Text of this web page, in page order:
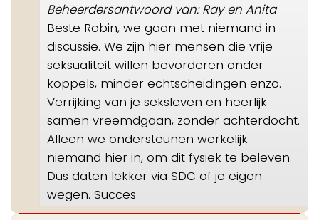
Beheerdersantwoord van: Ray en Anita
Beste Robin, we gaan met niemand in
discussie. We zijn hier mensen die vrije
seksualiteit willen bevorderen onder
koppels, minder echtscheidingen enzo.
Verrijking van je seksleven en heerlijk
samen vreemdgaan, zonder achterdocht.
Alleen we ondersteunen werkelijk
niemand hier in, om dit fysiek te beleven.
Dus daten lekker via SDC of je eigen
wegen. Succes